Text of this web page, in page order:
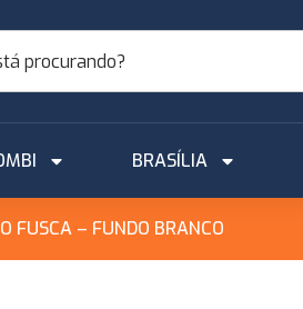
BRASÍLIA
FUSCA – FUNDO BRANCO